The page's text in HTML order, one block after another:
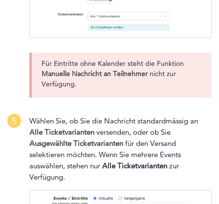
Für Eintritte ohne Kalender steht die Funktion
Manuelle Nachricht an Teilnehmer nicht zur
Verfügung.
5
Wählen Sie, ob Sie die Nachricht standardmässig an
Alle Ticketvarianten versenden, oder ob Sie
Ausgewählte Ticketvarianten für den Versand
selektieren möchten. Wenn Sie mehrere Events
auswählen, stehen nur Alle Ticketvarianten zur
Verfügung.